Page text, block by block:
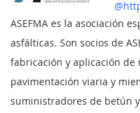
ASEFMA es la asociación
asfálticas. Son socios de
fabricación y aplicación de
pavimentación viaria y
suministradores de betún